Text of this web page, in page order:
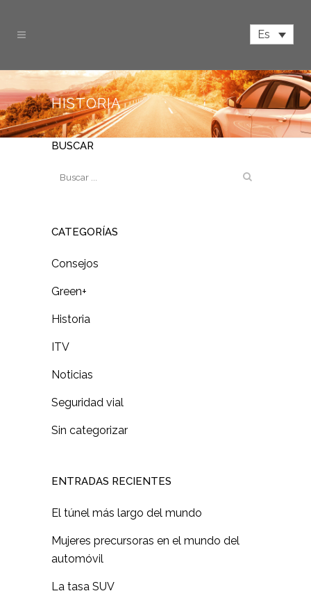
Es
HISTORIA
BUSCAR
CATEGORÍAS
Consejos
Green+
Historia
ITV
Noticias
Seguridad vial
Sin categorizar
ENTRADAS RECIENTES
El túnel más largo del mundo
Mujeres precursoras en el mundo del
automóvil
La tasa SUV